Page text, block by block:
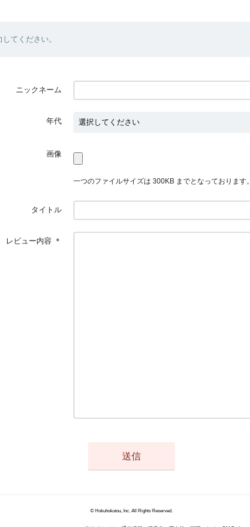
てください。
ニックネーム
年代
画像
一つのファイルサイズは 300KB までとなっております。
タイトル
レビュー内容 ＊
© Hokuhokutou, Inc. All Rights Reserved.